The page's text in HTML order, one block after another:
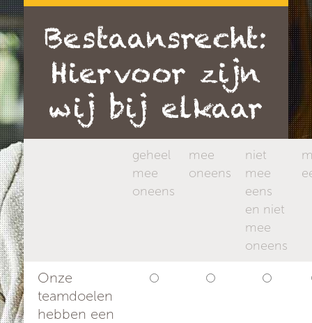
Bestaansrecht:
Hiervoor zijn
wij bij elkaar
geheel
mee
oneens
mee
oneens
niet
mee
eens
en niet
mee
oneens
Onze
teamdoelen
hebben een